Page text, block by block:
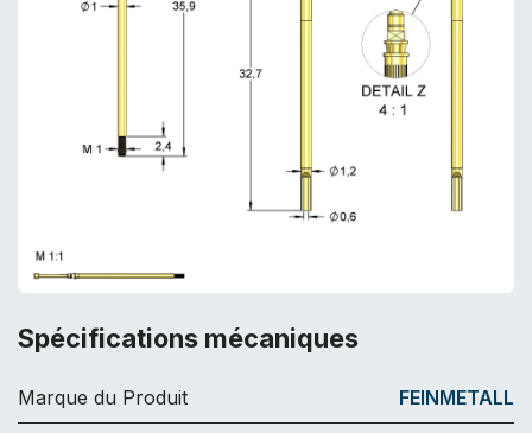
Spécifications mécaniques
Marque du Produit FEINMETALL